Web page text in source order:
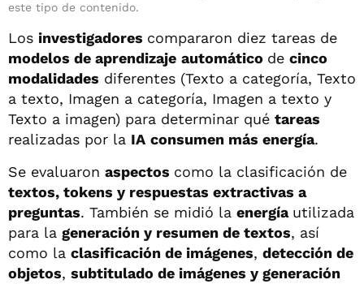
este tipo de contenido.
Los investigadores compararon diez tareas de
modelos de aprendizaje automático de cinco
modalidades diferentes (Texto a categoría, Texto
a texto, Imagen a categoría, Imagen a texto y
Texto a imagen) para determinar qué tareas
realizadas por la IA consumen más energía.
Se evaluaron aspectos como la clasificación de
textos, tokens y respuestas extractivas a
preguntas. También se midió la energía utilizada
para la generación y resumen de textos, así
como la clasificación de imágenes, detección de
objetos, subtitulado de imágenes y generación